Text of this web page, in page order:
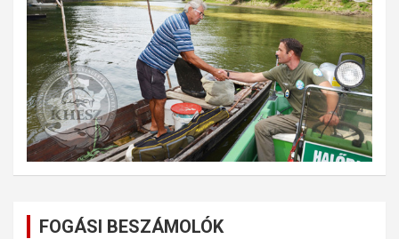
FOGÁSI BESZÁMOLÓK